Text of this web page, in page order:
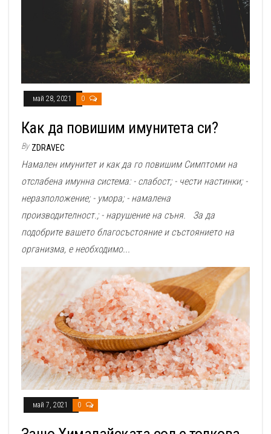
май 28, 2021 0
Как да повишим имунитета си?
By ZDRAVEC
Намален имунитет и как да го повишим Симптоми на
отслабена имунна система: - слабост; - чести настинки; -
неразположение; - умора; - намалена
производителност.; - нарушение на съня. За да
подобрите вашето благосъстояние и състоянието на
организма, е необходимо...
май 7, 2021 0